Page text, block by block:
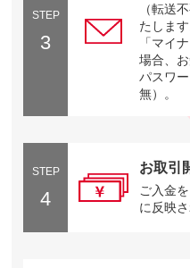
STEP
3
（転送
たします
「マイ
場合、
パスワ
無）。
STEP
4
お取引
ご入金
に反映